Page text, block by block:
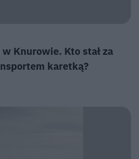
Knurowie. Kto stał za
karetką?